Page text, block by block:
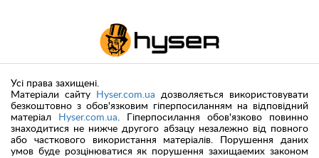
Усі права захищені.
Матеріали сайту
Hyser.com.ua дозволяється використовувати
безкоштовно з обов'язковим гіперпосиланням на відповідний
матеріал
Hyser.com.ua. Гіперпосилання обов'язково повинно
знаходитися не нижче другого абзацу незалежно від повного
або часткового використання матеріалів. Порушення даних
умов буде розцінюватися як порушення захищаемих законом